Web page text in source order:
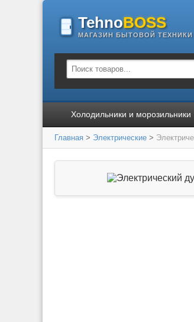
TehnoBOSS
МАГАЗИН БЫТОВОЙ ТЕХНИКИ
Холодильники и морозильники
Главная > Электрические >